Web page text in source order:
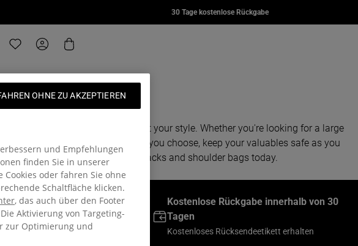
30 Tage kostenlose Rückgabe
von eu.eastpak.com
ändern
sizes for men and ladies to suit your style. Whether you're looking for a large
the go: we have it. Whatever you choose, keep your valuables safe as you
designs and shop backpacks and shoulder bags today.
Lieferung bei Bestellungen
innerhalb von 1 - 2 Werktagen
Kostenlose Rückgabe innerhalb von 30
Tagen
Kostenloses Rücksendeetikett erhalten
und Empfehlungen
finden Sie in unserer
oder fahren Sie ohne
Schaltfläche klicken.
, das auch über den Footer
Aktivierung von Targeting-
zur Optimierung und
OHNE ZU AKZEPTIEREN